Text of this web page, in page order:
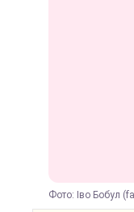
Фото: Іво Бобул